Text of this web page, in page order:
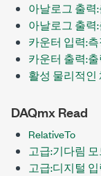
아날로그 출력
아날로그 출력
카운터 입력:
카운터 출력:
활성 물리적인
DAQmx Read
RelativeTo
고급:기다림 모
고급:디지털